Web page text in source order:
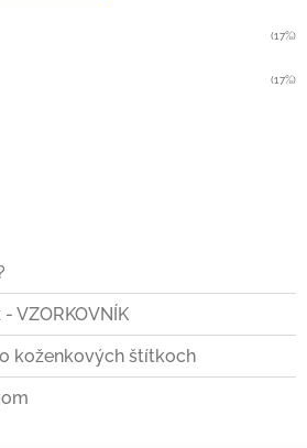
(17%)
(17%)
VZORKOVNÍK
koženkových štítkoch